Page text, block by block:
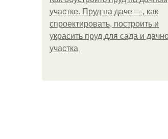
участке. Пруд на даче —, как
спроектировать, построить и
украсить пруд для сада и
участка